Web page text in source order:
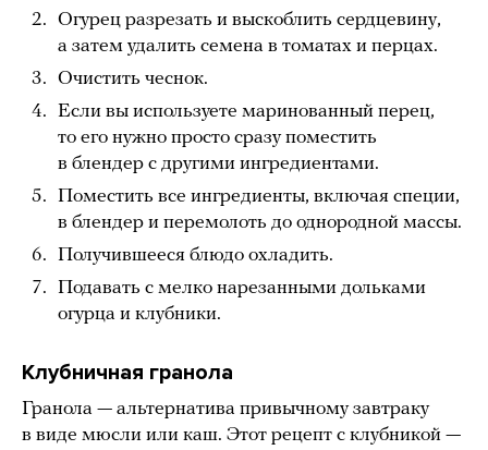
Огурец разрезать и выскоблить сердцевину,
а затем удалить семена в томатах и перцах.
Очистить чеснок.
Если вы используете маринованный перец,
то его нужно просто сразу поместить
в блендер с другими ингредиентами.
Поместить все ингредиенты, включая специи,
в блендер и перемолоть до однородной массы.
Получившееся блюдо охладить.
Подавать с мелко нарезанными дольками
огурца и клубники.
Клубничная гранола
Гранола — альтернатива привычному завтраку
в виде мюсли или каш. Этот рецепт с клубникой —